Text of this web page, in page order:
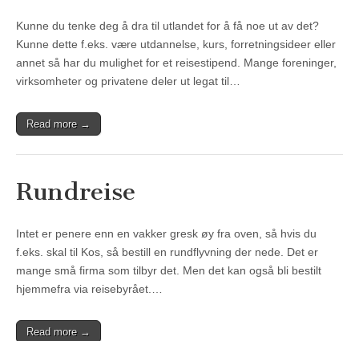
Kunne du tenke deg å dra til utlandet for å få noe ut av det?
Kunne dette f.eks. være utdannelse, kurs, forretningsideer eller
annet så har du mulighet for et reisestipend. Mange foreninger,
virksomheter og privatene deler ut legat til…
Read more →
Rundreise
Intet er penere enn en vakker gresk øy fra oven, så hvis du
f.eks. skal til Kos, så bestill en rundflyvning der nede. Det er
mange små firma som tilbyr det. Men det kan også bli bestilt
hjemmefra via reisebyrået.…
Read more →